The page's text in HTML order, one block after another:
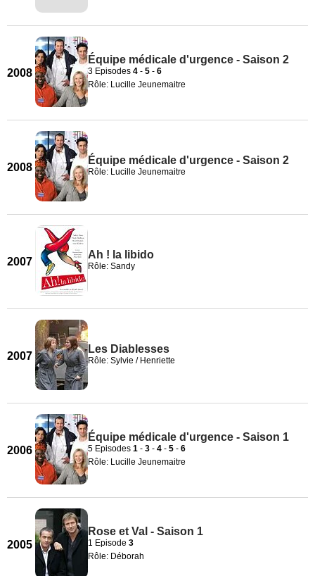
2008
Équipe médicale d'urgence - Saison 2
3 Episodes 4 - 5 - 6
Rôle: Lucille Jeunemaitre
2008
Équipe médicale d'urgence - Saison 2
Rôle: Lucille Jeunemaitre
2007
Ah ! la libido
Rôle: Sandy
2007
Les Diablesses
Rôle: Sylvie / Henriette
2006
Équipe médicale d'urgence - Saison 1
5 Episodes 1 - 3 - 4 - 5 - 6
Rôle: Lucille Jeunemaitre
2005
Rose et Val - Saison 1
1 Episode 3
Rôle: Déborah